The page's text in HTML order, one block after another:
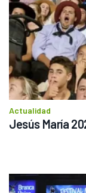
Actualidad
Jesús María